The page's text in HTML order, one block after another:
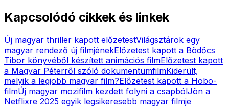
Kapcsolódó cikkek és linkek
Új magyar thriller kapott előzetestVilágsztárok egy
magyar rendező új filmjénekElőzetest kapott a Bödőcs
Tibor könyvéből készített animációs filmElőzetest kapott
a Magyar Péterről szóló dokumentumfilmKiderült,
melyik a legjobb magyar film?Előzetest kapott a Hobo-
filmÚj magyar mozifilm kezdett folyni a csapbólJön a
Netflixre 2025 egyik legsikeresebb magyar filmje